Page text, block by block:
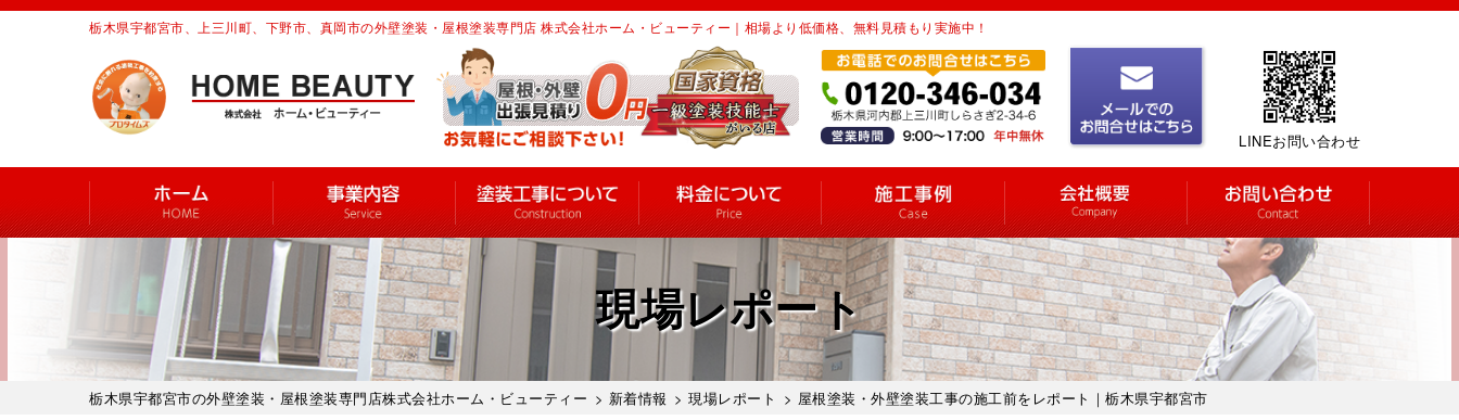
栃木県宇都宮市、上三川町、下野市、真岡市の外壁塗装・屋根塗装専門店 株式会社ホーム・ビューティー｜相場より低価格、無料見積もり実施中！
LINEお問い合わせ
現場レポート
栃木県宇都宮市の外壁塗装・屋根塗装専門店株式会社ホーム・ビューティー > 新着情報 > 現場レポート > 屋根塗装・外壁塗装工事の施工前をレポート｜栃木県宇都宮市